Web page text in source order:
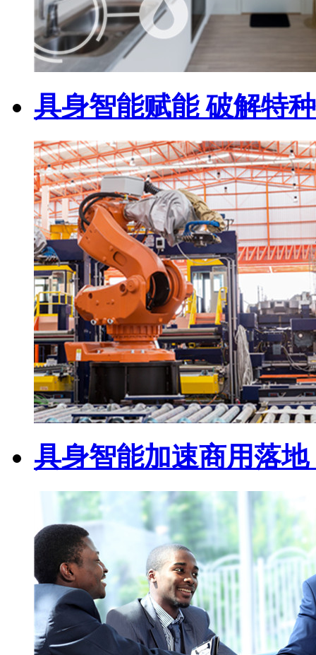
具身智能赋能 破解特
具身智能加速商用落